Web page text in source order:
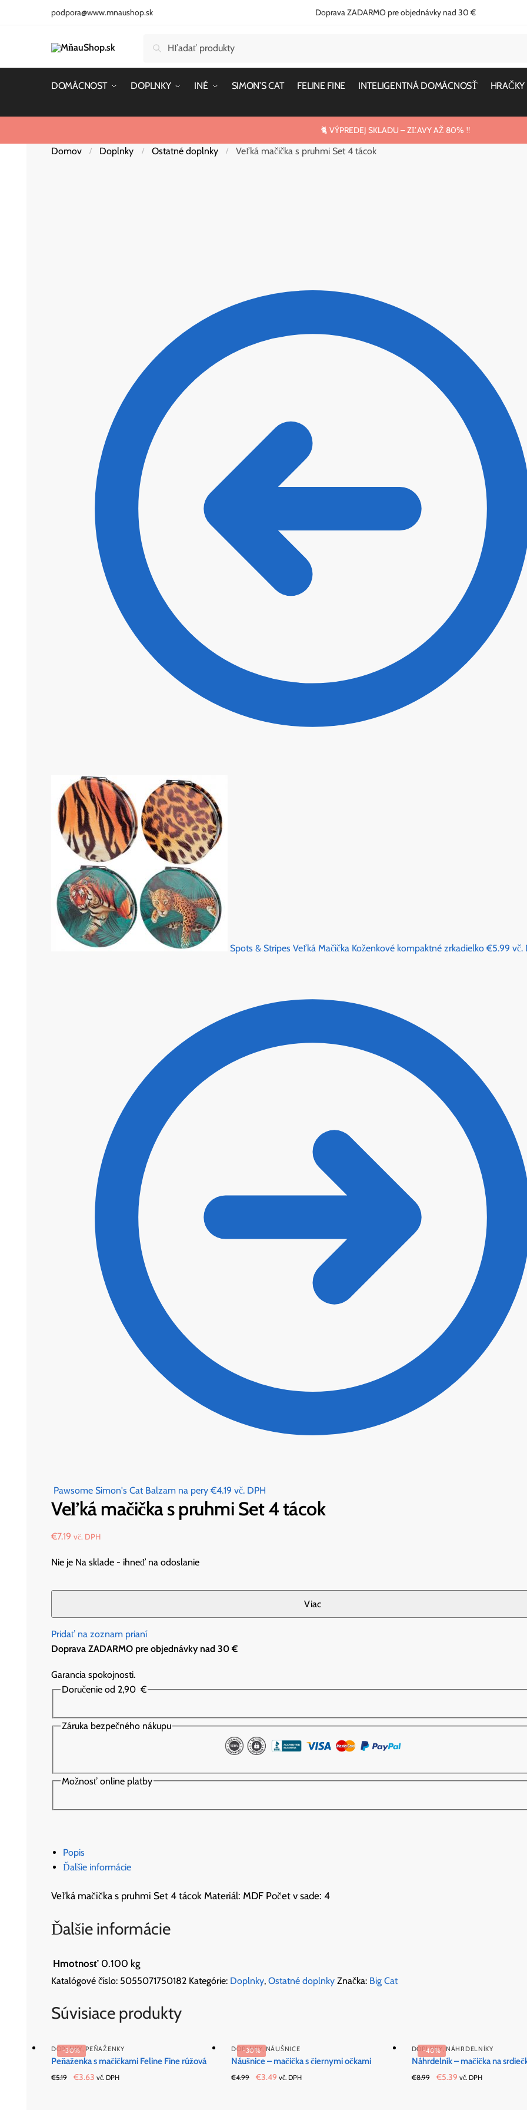
podpora@www.mnaushop.sk Doprava ZADARMO pre objednávky nad 30 €
Vyhľadávanie
DOMÁCNOST DOPLNKY INÉ SIMON’S CAT FELINE FINE INTELIGENTNÁ DOMÁCNOSŤ HRAČKY
🐈 VÝPREDEJ SKLADU – ZĽAVY AŽ 80% ‼️
Domov / Doplnky / Ostatné doplnky / Veľká mačička s pruhmi Set 4 tácok
Spots & Stripes Veľká Mačička Koženkové kompaktné zrkadielko €5.99 vč.
Pawsome Simon's Cat Balzam na pery €4.19 vč. DPH
Veľká mačička s pruhmi Set 4 tácok
€7.19 vč. DPH
Nie je Na sklade - ihneď na odoslanie
Pridať na zoznam prianí
Doprava ZADARMO pre objednávky nad 30 €
Garancia spokojnosti.
Doručenie od 2,90€
Záruka bezpečného nákupu
Možnosť online platby
Popis
Ďalšie informácie
Veľká mačička s pruhmi Set 4 tácok Materiál: MDF Počet v sade: 4
Ďalšie informácie
Hmotnosť 0.100 kg
Katalógové číslo: 5055071750182 Kategórie: Doplnky, Ostatné doplnky Značka: Big Cat
Súvisiace produkty
-30%
DOPLNKY ,PEŇAŽENKY
Peňaženka s mačičkami Feline Fine rúžová
€5.19
Original
€3.63 Current
vč. DPH
-30%
DOPLNKY ,NÁUŠNICE
Náušnice – mačička s čiernymi očkami
€4.99
Original
€3.49 Current
vč. DPH
-40%
DOPLNKY ,NÁHRDELNÍKY
Náhrdelník – mačička na
€8.99
Original
€5.39Current
vč. DPH